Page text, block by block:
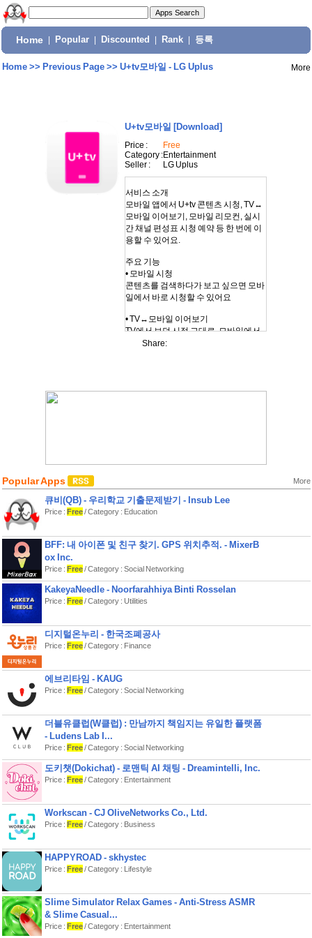
Home Popular Discounted Rank 등록
Home>> Previous Page>> U+tv모바일 - LG Uplus More
U+tv모바일 [Download]
Price :
Free
Category :Entertainment
Seller :
LG Uplus
서비스 소개
모바일 앱에서 U+tv 콘텐츠 시청, TV↔
모바일 이어보기, 모바일 리모컨, 실시
간 채널 편성표 시청 예약 등 한 번에 이
용할 수 있어요.
주요 기능
• 모바일 시청
콘텐츠를 검색하다가 보고 싶으면 모바
일에서 바로 시청할 수 있어요
• TV↔모바일 이어보기
TV에서 보던 시점 그대로, 모바일에서
보던 시점 그대로
• 실시간 채널 편성표
확인하고 TV로 바로 볼 수 있어요.
보고 싶은 채널은 시청 예약을 설정해
• TV 프로필 연동
TV에서 찜, 시청, 구매한 콘텐츠는 모바
이용 가능 조건
- 통신사: U+, SKT, KT, 알뜰폰
주관
러스
문의
LG유플러스 고객센터 1544-0010(유
Share:
Popular Apps More
큐비(QB) - 우리학교 기출문제받기 - Insub Lee
Price : Free/ Category : Education
BFF: 내 아이폰 및 친구 찾기. GPS 위치추적. - MixerB
ox Inc.
Price : Free/ Category : Social Networking
KakeyaNeedle - Noorfarahhiya Binti Rosselan
Price : Free/ Category : Utilities
디지털온누리 - 한국조폐공사
Price : Free/ Category : Finance
에브리타임 - KAUG
Price : Free/ Category : Social Networking
더블유클럽(W클럽) : 만남까지 책임지는 유일한 플랫폼
- Ludens Lab I...
Price : Free/ Category : Social Networking
도키챗(Dokichat) - 로맨틱 AI 채팅 - Dreamintelli, Inc.
Price : Free/ Category : Entertainment
Workscan - CJ OliveNetworks Co., Ltd.
Price : Free/ Category : Business
HAPPYROAD - skhystec
Price : Free/ Category : Lifestyle
Slime Simulator Relax Games - Anti-Stress ASMR
& Slime Casual...
Price : Free/ Category : Entertainment